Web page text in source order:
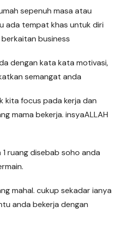
sepenuh masa atau
ada tempat khas untuk diri
business
dengan kata kata motivasi,
semangat anda
kita focus pada kerja dan
mama bekerja. insyaALLAH
ruang disebab soho anda
mahal. cukup sekadar ianya
anda bekerja dengan